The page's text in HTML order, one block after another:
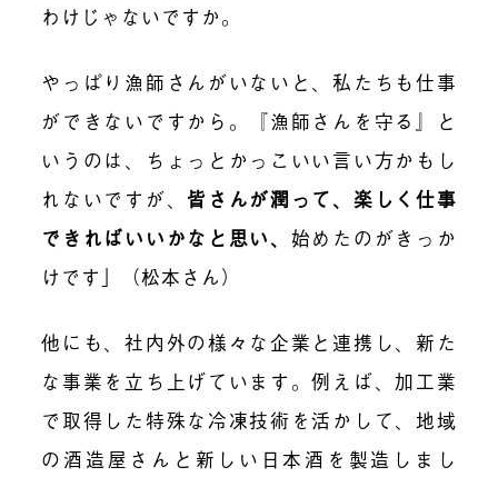
わけじゃないですか。
やっぱり漁師さんがいないと、私たちも仕事
ができないですから。『漁師さんを守る』と
いうのは、ちょっとかっこいい言い方かもし
れないですが、皆さんが潤って、楽しく仕事
できればいいかなと思い、 始めたのがきっか
けです」（松本さん）
他にも、社内外の様々な企業と連携し、新た
な事業を立ち上げています。例えば、加工業
で取得した特殊な冷凍技術を活かして、地域
の酒造屋さんと新しい日本酒を製造しまし